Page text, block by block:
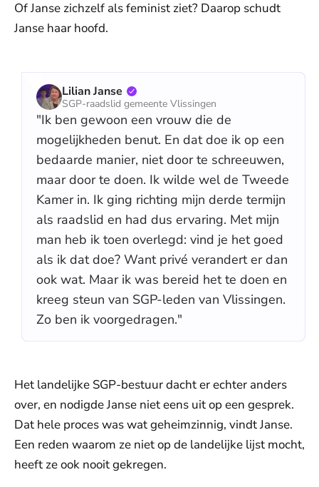
Of Janse zichzelf als feminist ziet? Daarop schudt
Janse haar hoofd.
Lilian Janse
SGP-raadslid gemeente Vlissingen
"Ik ben gewoon een vrouw die de
mogelijkheden benut. En dat doe ik op een
bedaarde manier, niet door te schreeuwen,
maar door te doen. Ik wilde wel de Tweede
Kamer in. Ik ging richting mijn derde termijn
als raadslid en had dus ervaring. Met mijn
man heb ik toen overlegd: vind je het goed
als ik dat doe? Want privé verandert er dan
ook wat. Maar ik was bereid het te doen en
kreeg steun van SGP-leden van Vlissingen.
Zo ben ik voorgedragen."
Het landelijke SGP-bestuur dacht er echter anders
over, en nodigde Janse niet eens uit op een gesprek.
Dat hele proces was wat geheimzinnig, vindt Janse.
Een reden waarom ze niet op de landelijke lijst mocht,
heeft ze ook nooit gekregen.